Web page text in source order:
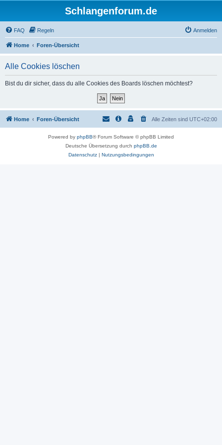
Schlangenforum.de
FAQ Regeln Anmelden
Home Foren-Übersicht
Alle Cookies löschen
Bist du dir sicher, dass du alle Cookies des Boards löschen möchtest?
Home Foren-Übersicht Alle Zeiten sind UTC+02:00
Powered by phpBB® Forum Software © phpBB Limited
Deutsche Übersetzung durch phpBB.de
Datenschutz| Nutzungsbedingungen